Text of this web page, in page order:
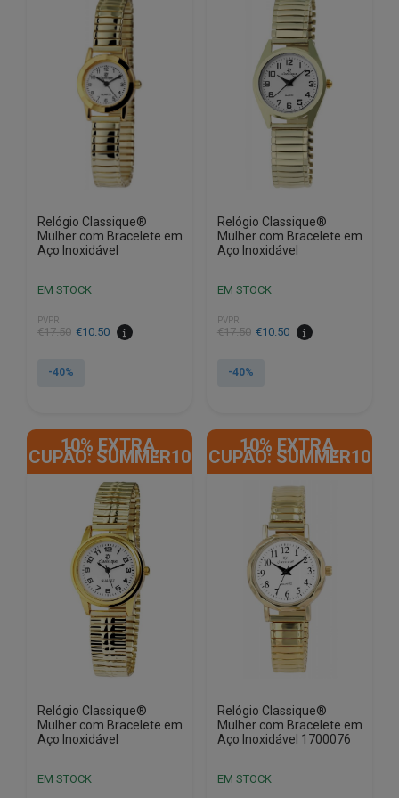
Relógio Classique®
Mulher com Bracelete em
Aço Inoxidável
EM STOCK
PVPR
€17.50
O
original
€10.50
O
atual
-40%
Relógio Classique®
Mulher com Bracelete em
Aço Inoxidável
EM STOCK
PVPR
€17.50
O
original
€10.50
O
atual
-40%
10% EXTRA,
CUPÃO: SUMMER10
Relógio Classique®
Mulher com Bracelete em
Aço Inoxidável
EM STOCK
10% EXTRA,
CUPÃO: SUMMER10
Relógio Classique®
Mulher com Bracelete em
Aço Inoxidável 1700076
EM STOCK